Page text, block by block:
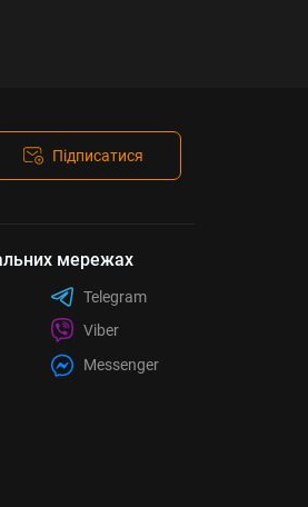
Підписатися
мережах
Telegram
Viber
Messenger